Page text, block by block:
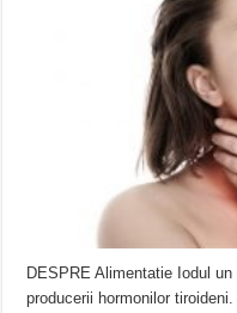
Miresme de lavandă, mentă și
ANUNȚ OPRIRE APĂ în Reșița
DESPRE Alimentatie Iodul
producerii hormonilor